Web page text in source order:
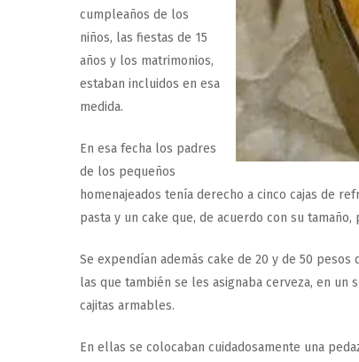
cumpleaños de los
niños, las fiestas de 15
años y los matrimonios,
estaban incluidos en esa
medida.
En esa fecha los padres
de los pequeños
homenajeados tenía derecho a cinco cajas de
pasta y un cake que, de acuerdo con su
Se expendían además cake de 20 y de 50
las que también se les asignaba cerveza, en un
cajitas armables.
En ellas se colocaban cuidadosamente una